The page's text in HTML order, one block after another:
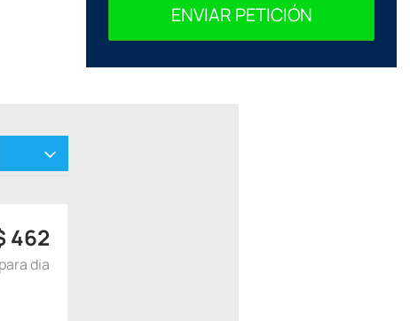
462
para dia
ENVIAR PETICIÓN